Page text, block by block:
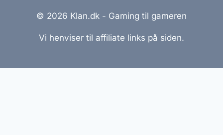
© 2026 Klan.dk - Gaming til gameren
Vi henviser til affiliate links på siden.